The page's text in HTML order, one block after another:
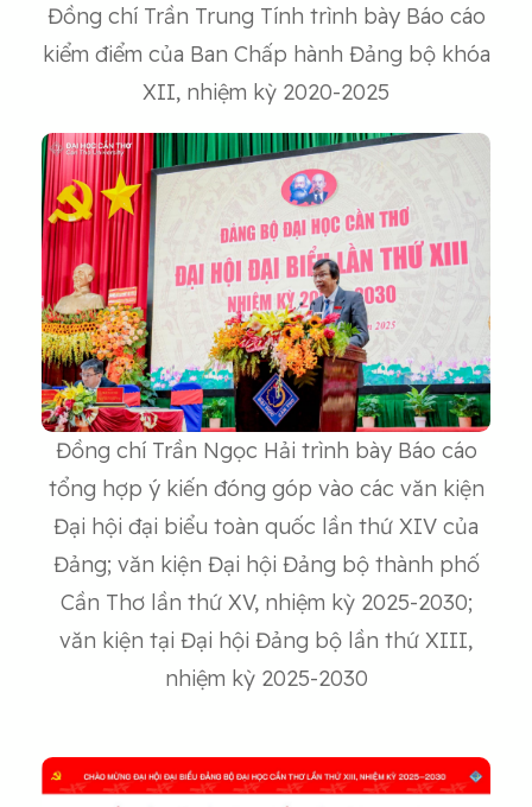
Đồng chí Trần Trung Tính trình bày Báo cáo
kiểm điểm của Ban Chấp hành Đảng bộ khóa
XII, nhiệm kỳ 2020-2025
Đồng chí Trần Ngọc Hải trình bày Báo cáo
tổng hợp ý kiến đóng góp vào các văn kiện
Đại hội đại biểu toàn quốc lần thứ XIV của
Đảng; văn kiện Đại hội Đảng bộ thành phố
Cần Thơ lần thứ XV, nhiệm kỳ 2025-2030;
văn kiện tại Đại hội Đảng bộ lần thứ XIII,
nhiệm kỳ 2025-2030